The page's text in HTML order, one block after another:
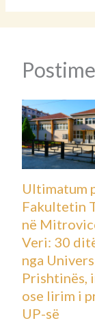
Ultimatum
Fakultetin
në
Veri: 30
nga
Prishtinës,
ose lirim i
UP-së